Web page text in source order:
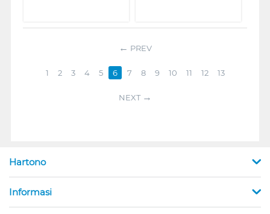
PREV
1 2 3 4 5 6 7 8 9 10 11 12 13
NEXT
Hartono
Informasi